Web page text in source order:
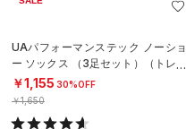
UAパフォーマンステック ノーショ
ー ソックス （3足セット）（トレー
ニング/UNISEX）
￥1,155 30%OFF
￥1,650